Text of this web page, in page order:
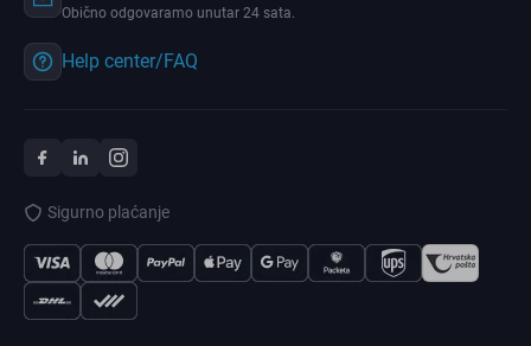
Obično odgovaramo unutar 24 sata.
Help center/FAQ
Sigurno plaćanje